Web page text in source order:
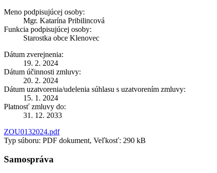
Meno podpisujúcej osoby:
Mgr. Katarína Pribilincová
Funkcia podpisujúcej osoby:
Starostka obce Klenovec
Dátum zverejnenia:
19. 2. 2024
Dátum účinnosti zmluvy:
20. 2. 2024
Dátum uzatvorenia/udelenia súhlasu s uzatvorením zmluvy:
15. 1. 2024
Platnosť zmluvy do:
31. 12. 2033
ZOU0132024.pdf
Typ súboru: PDF dokument, Veľkosť: 290 kB
Samospráva